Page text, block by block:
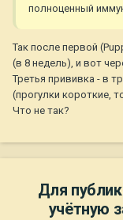
полноценный
Так после первой
(в 8 недель), и вот
Третья прививка - в
(прогулки короткие,
Что не так?
Для
учётную